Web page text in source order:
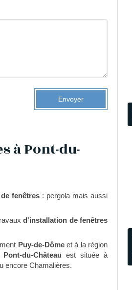
Envoyer
à Pont-du-
fenêtres : pergola mais aussi
d'installation de fenêtres
Puy-de-Dômeet à la région
Pont-du-Château est située à
encore Chamalières.